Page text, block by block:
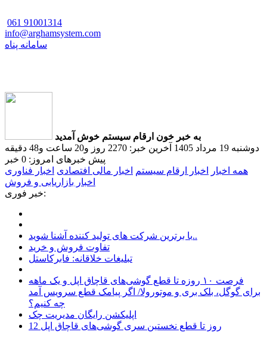
061 91001314
info@arghamsystem.com
سامانه پناه
به خبر خون ارقام سیستم خوش آمدید
دوشنبه 19 مرداد 1405
آخرین خبر: 2270 روز و20 ساعت و48 دقیقه
پیش خبرهای امروز: 0 خبر
همه اخبار
اخبار ارقام سیستم اخبار مالی افتصادی اخبار فناوری
اخبار بازاریابی و فروش
خبر فوری:
با برترین شرکت های تولید کننده آشنا شوید..
تفاوت فروش و خرید
تبلیغات خلاقانه: فابرکاستل
فرصت ۱۰ روزه تا قطع گوشی‌های قاچاق اپل و یک ماهه
برای گوگل، بلک بری و موتورولا/ اگر پیامک قطع سرویس‌ آمد
چه کنیم؟
اپلیکشن رایگان مدیریت چک
12 روز تا قطع نخستین سری گوشی‌های قاچاق اپل